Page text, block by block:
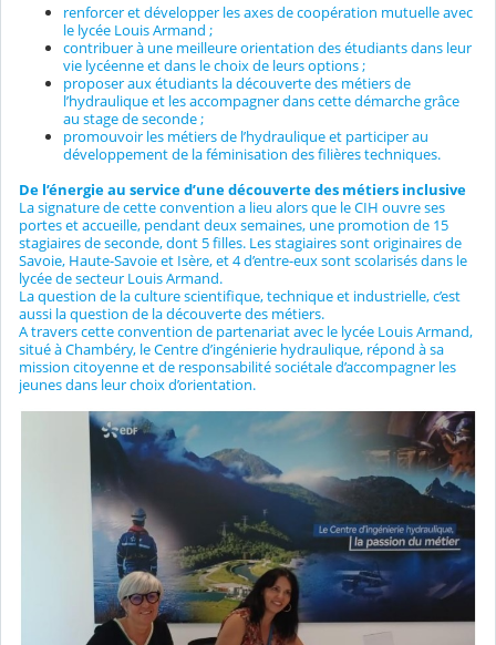
renforcer et développer les axes de coopération mutuelle avec
le lycée Louis Armand ;
contribuer à une meilleure orientation des étudiants dans leur
vie lycéenne et dans le choix de leurs options ;
proposer aux étudiants la découverte des métiers de
l’hydraulique et les accompagner dans cette démarche grâce
au stage de seconde ;
promouvoir les métiers de l’hydraulique et participer au
développement de la féminisation des filières techniques.
De l’énergie au service d’une découverte des métiers inclusive
La signature de cette convention a lieu alors que le CIH ouvre ses
portes et accueille, pendant deux semaines, une promotion de 15
stagiaires de seconde, dont 5 filles. Les stagiaires sont originaires de
Savoie, Haute-Savoie et Isère, et 4 d’entre-eux sont scolarisés dans le
lycée de secteur Louis Armand.
La question de la culture scientifique, technique et industrielle, c’est
aussi la question de la découverte des métiers.
A travers cette convention de partenariat avec le lycée Louis Armand,
situé à Chambéry, le Centre d’ingénierie hydraulique, répond à sa
mission citoyenne et de responsabilité sociétale d’accompagner les
jeunes dans leur choix d’orientation.